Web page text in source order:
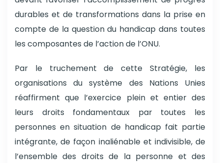
durables et de transformations dans la prise en
compte de la question du handicap dans toutes
les composantes de l’action de l’ONU.
Par le truchement de cette Stratégie, les
organisations du système des Nations Unies
réaffirment que l’exercice plein et entier des
leurs droits fondamentaux par toutes les
personnes en situation de handicap fait partie
intégrante, de façon inaliénable et indivisible, de
l’ensemble des droits de la personne et des